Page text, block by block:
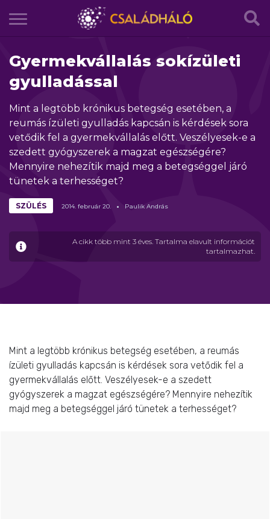
Gyermekvállalás sokízületi
gyulladással
Mint a legtöbb krónikus betegség esetében, a
reumás ízületi gyulladás kapcsán is kérdések sora
vetődik fel a gyermekvállalás előtt. Veszélyesek-e a
szedett gyógyszerek a magzat egészségére?
Mennyire nehezítik majd meg a betegséggel járó
tünetek a terhességet?
A cikk több mint 3 éves. Tartalma elavult információt
tartalmazhat.
SZÜLÉS 2014. február 20. Paulik András
Mint a legtöbb krónikus betegség esetében, a reumás
ízületi gyulladás kapcsán is kérdések sora vetődik fel a
gyermekvállalás előtt. Veszélyesek-e a szedett
gyógyszerek a magzat egészségére? Mennyire nehezítik
majd meg a betegséggel járó tünetek a terhességet?